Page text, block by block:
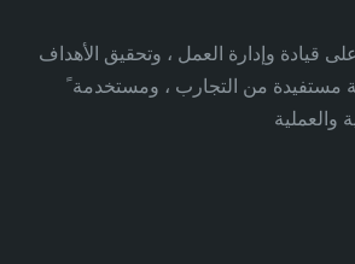
قيادة وإدارة العمل ، وتحقيق الأهداف
مستفيدة من التجارب ، ومستخدمة
والعملية